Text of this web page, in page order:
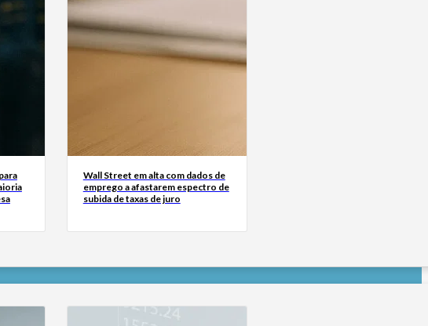
Wall Street em alta com dados de
emprego a afastarem espectro de
subida de taxas de juro